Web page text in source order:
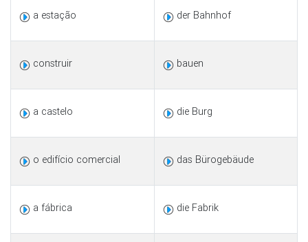
a estação der Bahnhof
construir bauen
a castelo die Burg
o edifício comercial das Bürogebäude
a fábrica die Fabrik